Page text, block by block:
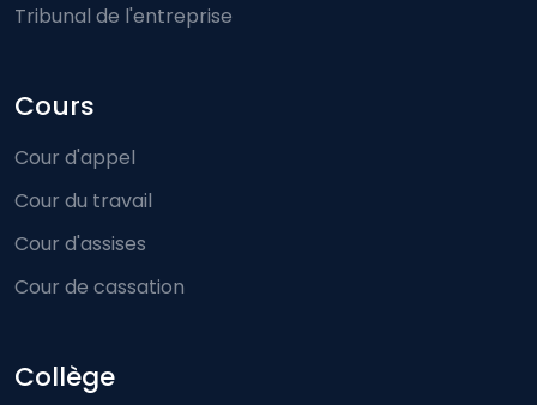
Tribunal de l'entreprise
Cours
Cour d'appel
Cour du travail
Cour d'assises
Cour de cassation
Collège